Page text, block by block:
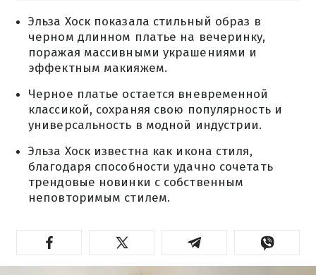
Эльза Хоск показала стильный образ в
черном длинном платье на вечеринку,
поражая массивными украшениями и
эффектным макияжем.
Черное платье остается вневременной
классикой, сохраняя свою популярность и
универсальность в модной индустрии.
Эльза Хоск известна как икона стиля,
благодаря способности удачно сочетать
трендовые новинки с собственным
неповторимым стилем.